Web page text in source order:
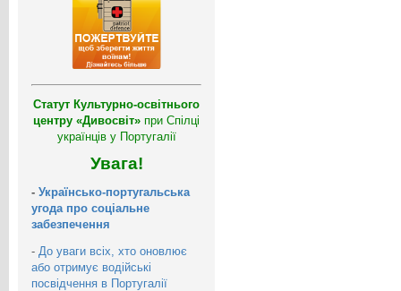
Статут Культурно-освітнього
центру «Дивосвіт» при Спілці
українців у Португалії
Увага!
- Українсько-португальська
угода про соціальне
забезпечення
- До уваги всіх, хто оновлює
або отримує водійські
посвідчення в Португалії